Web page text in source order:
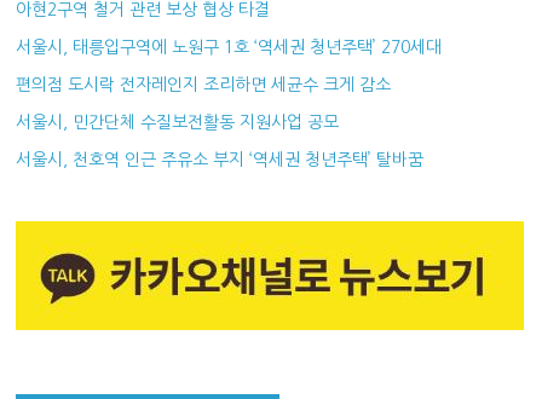
아현2구역 철거 관련 보상 협상 타결
서울시, 태릉입구역에 노원구 1호 ‘역세권 청년주택’ 270세대
편의점 도시락 전자레인지 조리하면 세균수 크게 감소
서울시, 민간단체 수질보전활동 지원사업 공모
서울시, 천호역 인근 주유소 부지 ‘역세권 청년주택’ 탈바꿈